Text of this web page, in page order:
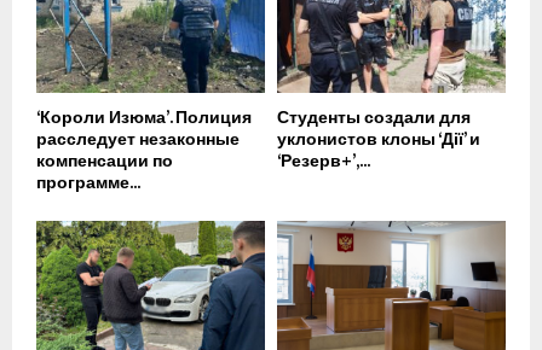
‘Короли Изюма’. Полиция
расследует незаконные
компенсации по
программе...
Студенты создали для
уклонистов клоны ‘Дії’ и
‘Резерв+’,...